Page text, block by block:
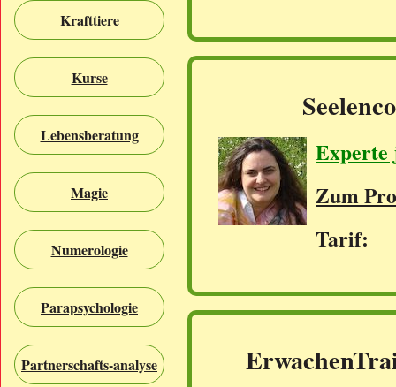
Krafttiere
Kurse
Lebensberatung
Magie
Numerologie
Parapsychologie
Partnerschafts-analyse
Experte
Zum
Tarif: